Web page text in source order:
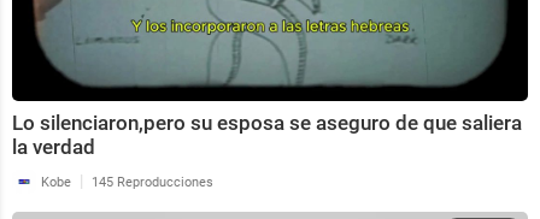
Lo silenciaron,pero su esposa se aseguro de que saliera
la verdad
Kobe | 145 Reproducciones